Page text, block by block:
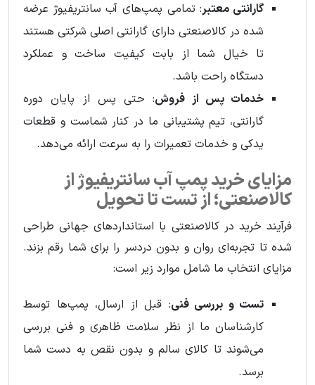
گارانتی معتبر: تمامی پمپ‌های آب سانتریفیوژ عرضه
شده در کالاصنعتی دارای گارانتی اصلی شرکتی هستند
تا خیال شما از بابت کیفیت ساخت و عملکرد
دستگاه راحت باشد.
خدمات پس از فروش: حتی پس از پایان دوره
گارانتی، تیم پشتیبانی ما در کنار شماست و قطعات
یدکی و خدمات تعمیرات را به سرعت ارائه می‌دهد.
مزایای خرید پمپ آب سانتریفیوژ از
کالاصنعتی؛ از تست تا تحویل
فرآیند خرید در کالاصنعتی با استانداردهای جهانی طراحی
شده تا تجربه‌ای روان و بدون دردسر را برای شما رقم بزند.
مزایای انتخاب ما شامل موارد زیر است:
تست و بررسی فنی: قبل از ارسال، پمپ‌ها توسط
کارشناسان ما از نظر سلامت ظاهری و فنی بررسی
می‌شوند تا کالای سالم و بدون نقص به دست شما
برسد.